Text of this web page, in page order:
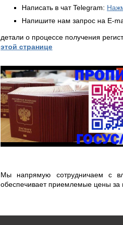
Написать в чат Telegram:
Напишите нам запрос на E-
детали о процессе получения
этой странице
Мы напрямую сотрудничаем с
обеспечивает приемлемые цены за